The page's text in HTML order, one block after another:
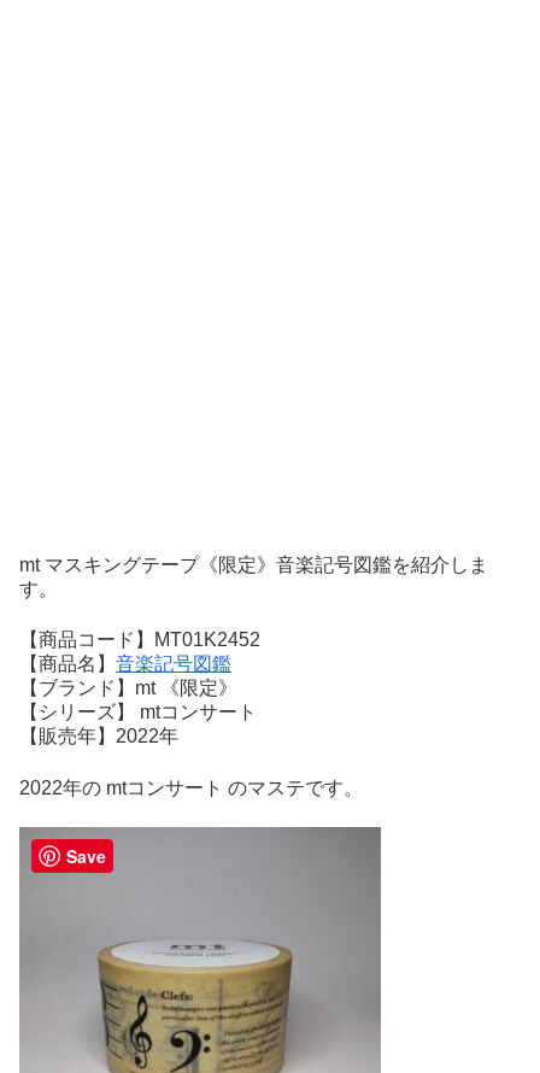
mt マスキングテープ《限定》音楽記号図鑑を紹介しま
す。
【商品コード】MT01K2452
【商品名】 音楽記号図鑑
【ブランド】mt 《限定》
【シリーズ】 mtコンサート
【販売年】2022年
2022年の mtコンサート のマステです。
Save